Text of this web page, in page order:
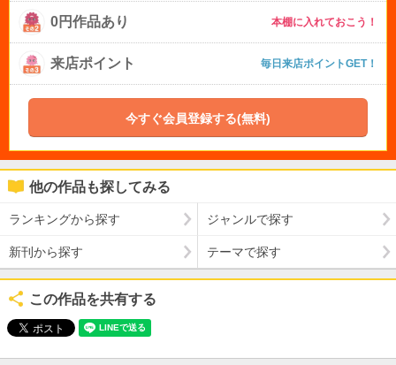
0円作品あり 本棚に入れておこう！
来店ポイント 毎日来店ポイントGET！
今すぐ会員登録する(無料)
他の作品も探してみる
ランキングから探す ジャンルで探す
新刊から探す テーマで探す
この作品を共有する